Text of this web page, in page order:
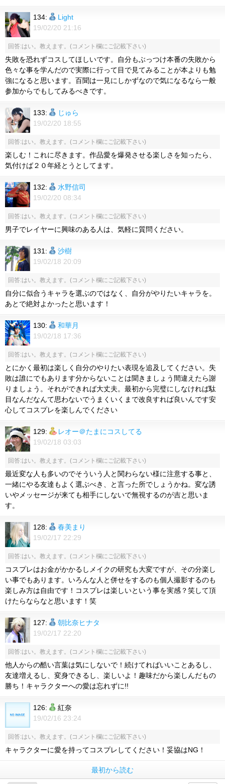
134:
Light
19/02/20 21:16
回答:はい。教えます。(コメント欄にご記載下さい)
失敗を恐れずコスしてほしいです。自分もぶっつけ本番の失敗から
色々な事を学んだので実際に行って目で見てみることが本よりも勉
強になると思います。百聞は一見にしかずなので気になるなら一般
参加からでもしてみるべきです。
133:
じゅら
19/02/20 18:55
回答:はい。教えます。(コメント欄にご記載下さい)
楽しむ！これに尽きます。作品愛を爆発させる楽しさを知ったら、
気付けば２０年経とうとしてます。
132:
水野信司
19/02/20 08:34
回答:はい。教えます。(コメント欄にご記載下さい)
男子でレイヤーに興味のある人は、気軽に質問ください。
131:
沙樹
19/02/18 20:09
回答:はい。教えます。(コメント欄にご記載下さい)
自分に似合うキャラを選ぶのではなく、自分がやりたいキャラを。
あとで絶対よかったと思います！
130:
和華月
19/02/18 17:36
回答:はい。教えます。(コメント欄にご記載下さい)
とにかく最初は楽しく自分のやりたい表現を追及してください。失
敗は誰にでもあります分からないことは聞きましょう間違えたら謝
りましょう。それができれば大丈夫。最初から完璧にしなければ駄
目なんだなんて思わないでうまくいくまで改良すれば良いんです安
心してコスプレを楽しんでください
129:
レオー＠たまにコスしてる
19/02/18 03:03
回答:はい。教えます。(コメント欄にご記載下さい)
最近変な人も多いのでそういう人と関わらない様に注意する事と、
一緒にやる友達もよく選ぶべき、と言った所でしょうかね。変な誘
いやメッセージが来ても相手にしないで無視するのが吉と思いま
す。
128:
春美まり
19/02/17 22:29
回答:はい。教えます。(コメント欄にご記載下さい)
コスプレはお金がかかるしメイクの研究も大変ですが、その分楽し
い事でもあります。いろんな人と併せをするのも個人撮影するのも
楽しみ方は自由です！コスプレは楽しいという事を実感？笑して頂
けたらならなと思います！笑
127:
朝比奈ヒナタ
19/02/17 22:20
回答:はい。教えます。(コメント欄にご記載下さい)
他人からの酷い言葉は気にしないで！続けてればいいことあるし、
友達増えるし、変身できるし、楽しいよ！趣味だから楽しんだもの
勝ち！キャラクターへの愛は忘れずに!!
126:
紅奈
19/02/16 23:24
回答:はい。教えます。(コメント欄にご記載下さい)
キャラクターに愛を持ってコスプレしてください！妥協はNG！
最初から読む